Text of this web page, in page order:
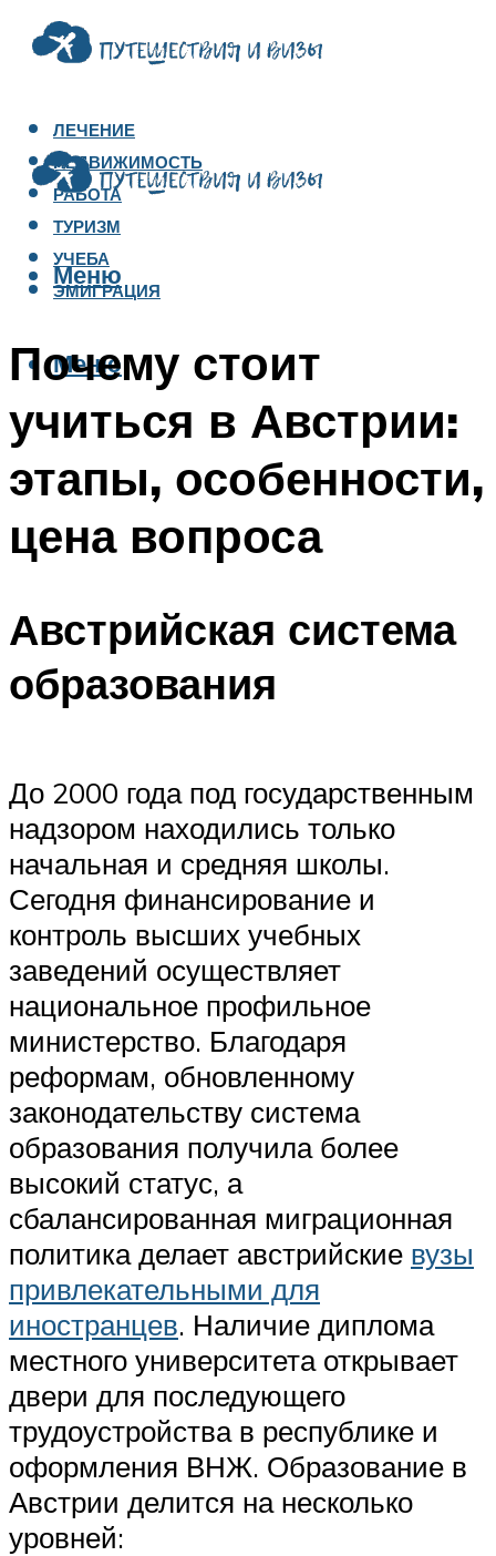
ЛЕЧЕНИЕ
НЕДВИЖИМОСТЬ
РАБОТА
ТУРИЗМ
УЧЕБА
ЭМИГРАЦИЯ
Меню
Меню
Почему стоит
учиться в Австрии:
этапы, особенности,
цена вопроса
Австрийская система
образования
До 2000 года под государственным
надзором находились только
начальная и средняя школы.
Сегодня финансирование и
контроль высших учебных
заведений осуществляет
национальное профильное
министерство. Благодаря
реформам, обновленному
законодательству система
образования получила более
высокий статус, а
сбалансированная миграционная
политика делает австрийские вузы
привлекательными для
иностранцев. Наличие диплома
местного университета открывает
двери для последующего
трудоустройства в республике и
оформления ВНЖ. Образование в
Австрии делится на несколько
уровней: